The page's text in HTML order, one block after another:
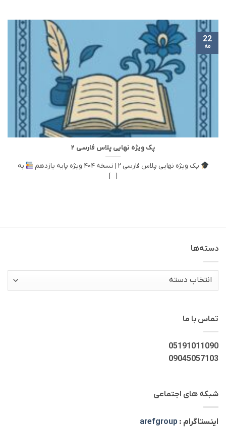
پک ویژه نهایی پلاس فارسی ۲
پک ویژه نهایی پلاس فارسی ۲ | نسخه 404 ویژه پایه یازدهم
به
[...]
22
مه
دسته‌ها
دسته‌ها
تماس با ما
05191011090
09045057103
شبکه های اجتماعی
اینستاگرام : arefgroup